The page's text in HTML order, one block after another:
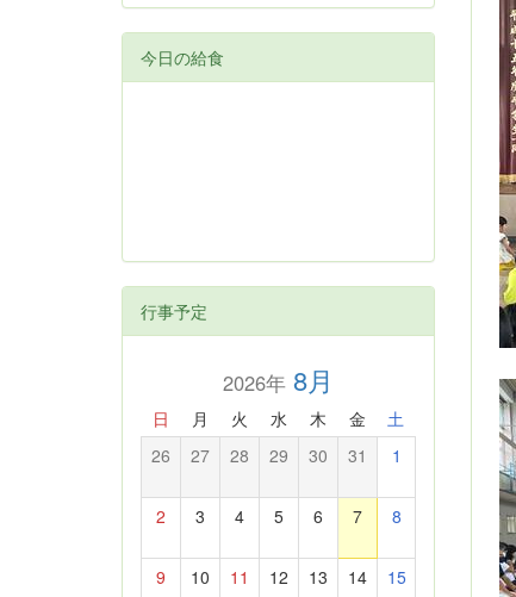
今日の給食
行事予定
2026年8月
日 月 火 水 木 金 土
26 27 28 29 30 31 1
2 3 4 5 6 7 8
9 10 11 12 13 14 15